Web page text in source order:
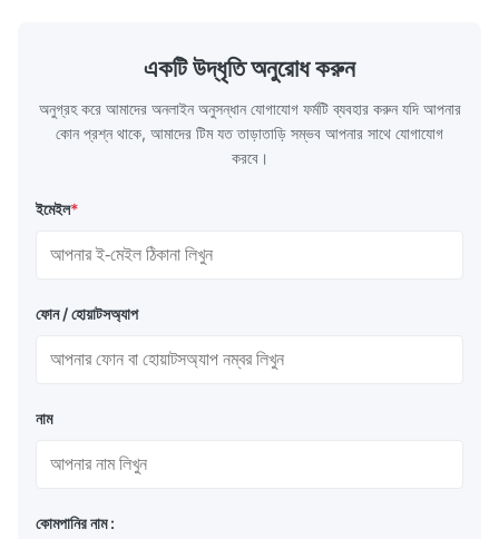
একটি উদ্ধৃতি অনুরোধ করুন
অনুগ্রহ করে আমাদের অনলাইন অনুসন্ধান যোগাযোগ ফর্মটি ব্যবহার করুন যদি আপনার
কোন প্রশ্ন থাকে, আমাদের টিম যত তাড়াতাড়ি সম্ভব আপনার সাথে যোগাযোগ
করবে।
ইমেইল*
ফোন / হোয়াটসঅ্যাপ
নাম
কোমপানির নাম :